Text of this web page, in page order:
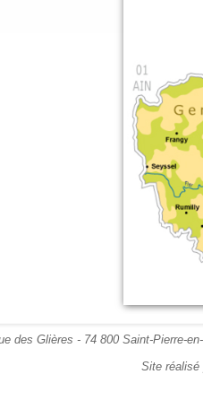
des Glières - 74 800 Saint-Pierre-
Site réalisé